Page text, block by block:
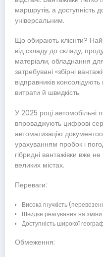
маршрутів, а доступність
універсальним.
Що обирають клієнти?
від складу до складу,
матеріали, обладнання
затребувані «збірні
відправників
витрати й швидкість.
У 2025 році автомобільні
впроваджують цифрові
автоматизацію
урахуванням пробок і
гібридні вантажівки вже
великих містах.
Переваги:
Висока гнучкість
Швидке реагування на зміни
Доступність широкої
Обмеження: